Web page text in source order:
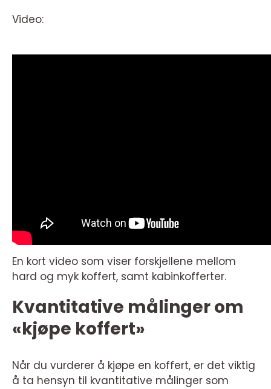
Video:
En kort video som viser forskjellene mellom
hard og myk koffert, samt kabinkofferter.
Kvantitative målinger om
«kjøpe koffert»
Når du vurderer å kjøpe en koffert, er det viktig
å ta hensyn til kvantitative målinger som